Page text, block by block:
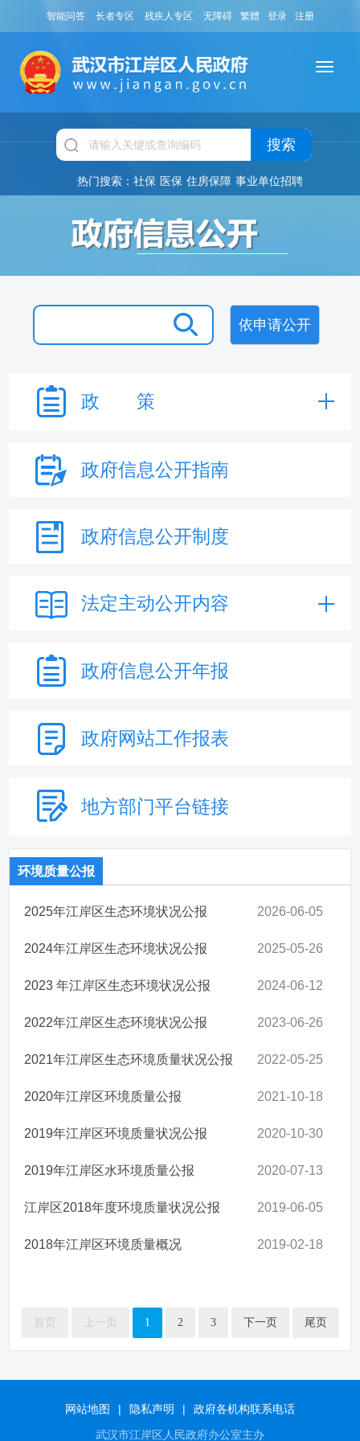
智能问答 长者专区 残疾人专区 无障碍 繁體 登录 注册
搜索
热门搜索： 社保 医保 住房保障 事业单位招聘
依申请公开
政 策
政府信息公开指南
政府信息公开制度
法定主动公开内容
政府信息公开年报
政府网站工作报表
地方部门平台链接
环境质量公报
2025年江岸区生态环境状况公报 2026-06-05
2024年江岸区生态环境状况公报 2025-05-26
2023 年江岸区生态环境状况公报 2024-06-12
2022年江岸区生态环境状况公报 2023-06-26
2021年江岸区生态环境质量状况公报 2022-05-25
2020年江岸区环境质量公报 2021-10-18
2019年江岸区环境质量状况公报 2020-10-30
2019年江岸区水环境质量公报 2020-07-13
江岸区2018年度环境质量状况公报 2019-06-05
2018年江岸区环境质量概况 2019-02-18
首页 上一页 1 2 3 下一页 尾页
网站地图 | 隐私声明 |
政府各机构联系电话
武汉市江岸区人民政府办公室主办